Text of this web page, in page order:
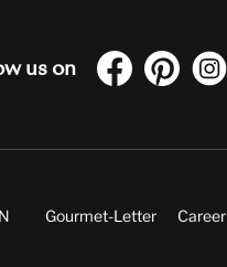
us on
Gourmet-Letter Career